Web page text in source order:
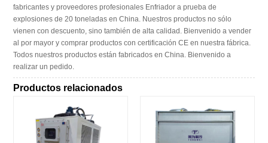
fabricantes y proveedores profesionales Enfriador a prueba de
explosiones de 20 toneladas en China. Nuestros productos no sólo
vienen con descuento, sino también de alta calidad. Bienvenido a vender
al por mayor y comprar productos con certificación CE en nuestra fábrica.
Todos nuestros productos están fabricados en China. Bienvenido a
realizar un pedido.
Productos relacionados